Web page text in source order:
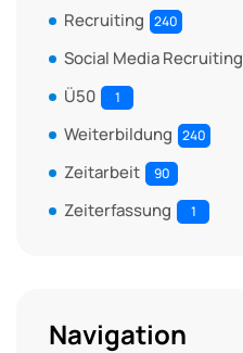
Recruiting 240
Social Media Recruiting
Ü50 1
Weiterbildung 240
Zeitarbeit 90
Zeiterfassung 1
Navigation